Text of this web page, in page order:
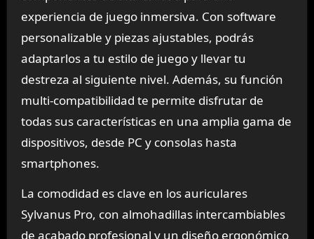
experiencia de juego inmersiva. Con software
personalizable y piezas ajustables, podrás
adaptarlos a tu estilo de juego y llevar tu
destreza al siguiente nivel. Además, su función
multi-compatibilidad te permite disfrutar de
todas sus características en una amplia gama de
dispositivos, desde PC y consolas hasta
smartphones.
La comodidad es clave en los auriculares
Sylvanus Pro, con almohadillas intercambiables
de acabado profesional y un diseño ergonómico